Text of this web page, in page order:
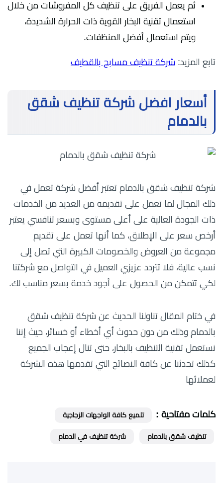
ثم يعمل الفريق على تنظيف كل المفروشات من خلال
استعمال تقنية البخار القوية ذات الحرارة الشديدة،
ويتم استعمال أفضل المنظفات.
تابع المزيد:شركة تنظيف مسابح بالقطيف
أسعار افضل شركة تنظيف شقق
بالدمام
شركة تنظيف شقق بالدمام تعتبر أفضل شركة تعمل في
ذلك المجال لما تعمل على تقديمه من العديد من الخدمات
ذات الجودة العالية على أعلى مستوى وبسعر تنافسي يعتبر
أرخص سعر على الإطلاق، كما أنها تعمل على تقديم
مجموعة من العروض والخصومات الكبيرة التي تصل إلى
نسب عالية، فلا تتردد عزيزي العميل في التواصل مع شركتنا
لكي تتمكن من الحصول على أجود خدمة بسعر مناسب لك.
في ختام المقال تناولنا الحديث عن شركة تنظيف شقق
بالدمام وذلك من دون حدوث أي أخطاء أو خسائر، حيث إننا
نستعمل تقنية التنظيف بالبخار، حتى تنال إعجاب الجميع
كذلك تحدثنا عن كافة النصائح التي تقدمها هذه الشركة
لعملائها
كلمات مفتاحية : تلميع كافة الواجهات الزجاجية
تنظيف شقق بالدمام شركة تنظيف في الدمام